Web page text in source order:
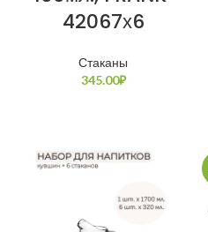
42067х6
Стаканы
345.00₽